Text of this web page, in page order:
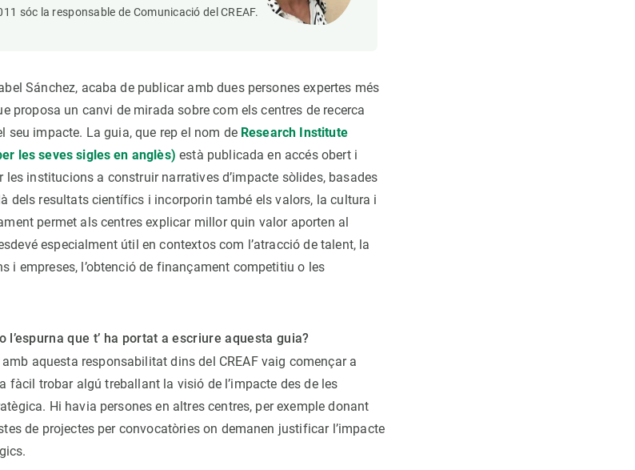
sóc la responsable de Comunicació del CREAF.
Sánchez, acaba de publicar amb dues persones expertes més
proposa un canvi de mirada sobre com els centres de recerca
seu impacte. La guia, que rep el nom de Research Institute
les seves sigles en anglès) està publicada en accés obert i
institucions a construir narratives d’impacte sòlides, basades
dels resultats científics i incorporin també els valors, la cultura i
permet als centres explicar millor quin valor aporten al
especialment útil en contextos com l’atracció de talent, la
i empreses, l’obtenció de finançament competitiu o les
que t’ ha portat a escriure aquesta guia?
aquesta responsabilitat dins del CREAF vaig començar a
fàcil trobar algú treballant la visió de l’impacte des de les
Hi havia persones en altres centres, per exemple donant
de projectes per convocatòries on demanen justificar l’impacte